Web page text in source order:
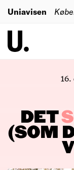
Uniavisen
DET
(SOM